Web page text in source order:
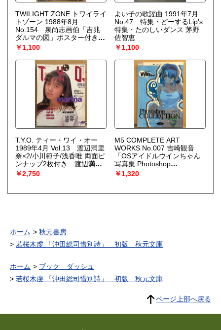
TWILIGHT ZONE トワイライ
トゾーン 1988年8月
No.154 泉尚志画伯「吉兆
ダルマの図」ポスター付き
総力特集 源氏の「聖なる
血」をめぐる光と闇の歴史
不老不死と冷凍人間 他 オ
カルト・不思議・不可思議・
スーパーミステリー
￥1,100
よい子の歌謡曲 1991年7月
No.47 特集・どーするLip's
特集・たのしいダンス 茅野
佐智恵
￥1,100
T.Y.O. ティー・ワイ・オー
1989年4月 Vol.13 渡辺満里
奈×2/小川範子/浅香唯 両面ピ
ンナップ2枚付き 渡辺満里
奈 巻頭特集22p・浅香唯
5p・中山忍・森高千里・小川
子・佐野量子 他
￥2,750
M5 COMPLETE ART
WORKS No.007 吉崎観音
「OSアイドルウインちゃん
写真集 Photoshop
COLLECTION.」 吉崎観音
社 同人誌
￥1,320
ホーム
秋元書房
若桜木虔 「沖田総司惜別詩」 初版 秋元文庫
ホーム
ブック ダッシュ
若桜木虔 「沖田総司惜別詩」 初版 秋元文庫
ページ上部へ戻る